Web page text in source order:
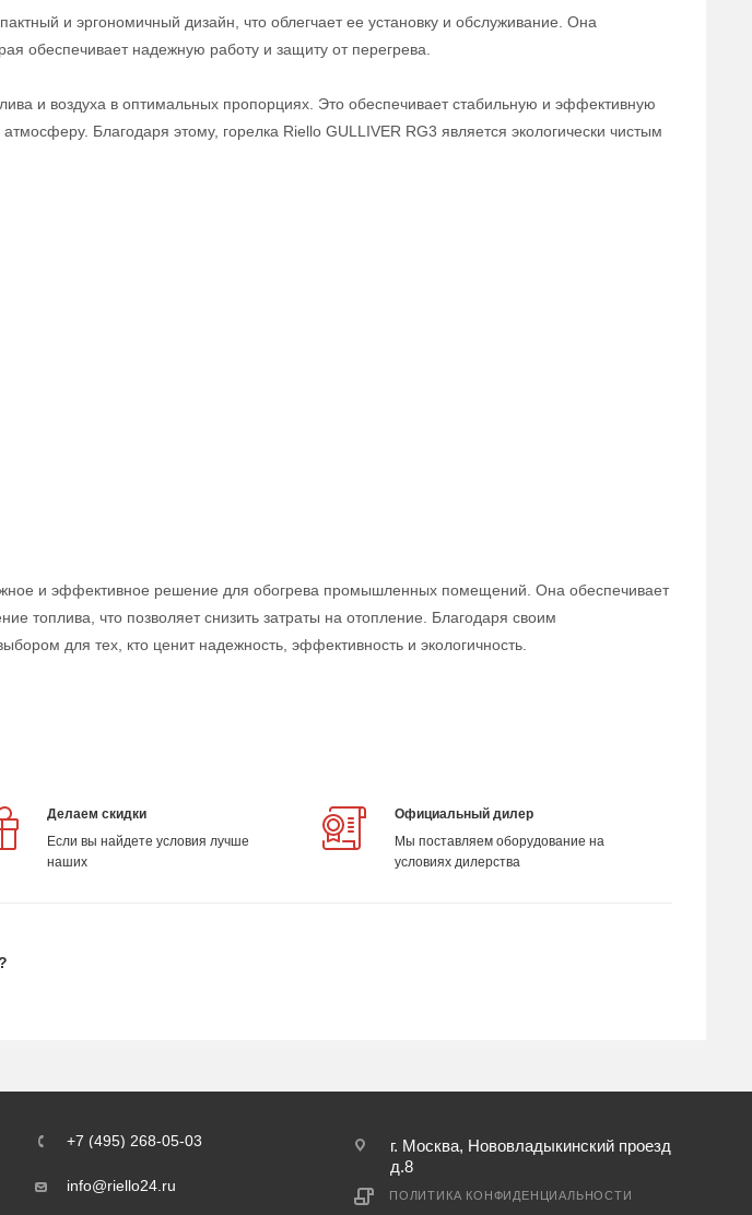
и эргономичный дизайн, что облегчает ее установку и обслуживание. Она
обеспечивает надежную работу и защиту от перегрева.
и воздуха в оптимальных пропорциях. Это обеспечивает стабильную и эффективную
Благодаря этому, горелка Riello GULLIVER RG3 является экологически чистым
и эффективное решение для обогрева промышленных помещений. Она обеспечивает
топлива, что позволяет снизить затраты на отопление. Благодаря своим
для тех, кто ценит надежность, эффективность и экологичность.
Делаем скидки
Если вы найдете условия лучше
наших
Официальный дилер
Мы поставляем оборудование на
условиях дилерства
+7 (495) 268-05-03
info@riello24.ru
г. Москва, Нововладыкинский проезд
д.8
ПОЛИТИКА КОНФИДЕНЦИАЛЬНОСТИ